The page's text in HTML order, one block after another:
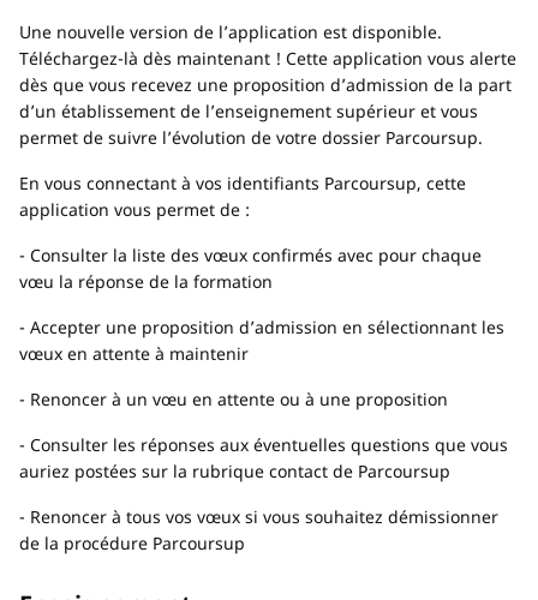
Une nouvelle version de l’application est disponible.
Téléchargez-là dès maintenant ! Cette application vous alerte
dès que vous recevez une proposition d’admission de la part
d’un établissement de l’enseignement supérieur et vous
permet de suivre l’évolution de votre dossier Parcoursup.
En vous connectant à vos identifiants Parcoursup, cette
application vous permet de :
- Consulter la liste des vœux confirmés avec pour chaque
vœu la réponse de la formation
- Accepter une proposition d’admission en sélectionnant les
vœux en attente à maintenir
- Renoncer à un vœu en attente ou à une proposition
- Consulter les réponses aux éventuelles questions que vous
auriez postées sur la rubrique contact de Parcoursup
- Renoncer à tous vos vœux si vous souhaitez démissionner
de la procédure Parcoursup